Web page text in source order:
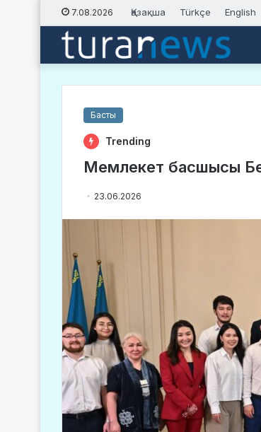
7.08.2026 Қазақша Türkçe English
Басты
Trending
Мемлекет басшысы
23.06.2026